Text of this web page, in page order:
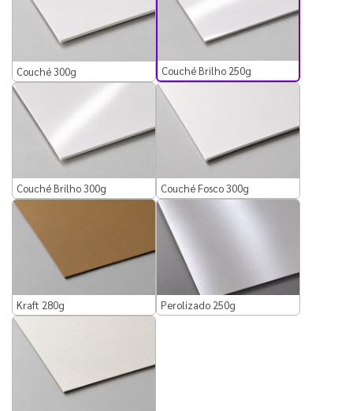
Couché 300g Couché Brilho 250g
Couché Brilho 300g Couché Fosco 300g
Kraft 280g Perolizado 250g